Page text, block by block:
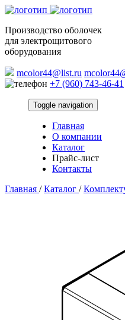
Производство оболочек
для электрощитового
оборудования
mcolor44@list.ru
+7 (960) 743-46-41
Toggle navigation
Главная
О компании
Каталог
Прайс-лист
Контакты
Главная / Каталог /